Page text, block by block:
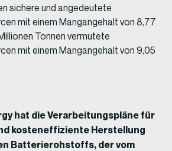
sichere und angedeutete
mit einem Mangangehalt von 8,77
Tonnen vermutete
mit einem Mangangehalt von 9,05
hat die Verarbeitungspläne für
kosteneffiziente Herstellung
Batterierohstoffs, der vom